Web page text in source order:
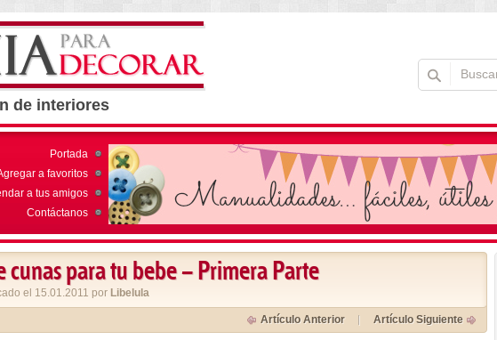
de interiores
Portada
a favoritos
a tus amigos
Contáctanos
cunas para tu bebe – Primera Parte
el 15.01.2011 por Libelula
Artículo Anterior Artículo Siguiente